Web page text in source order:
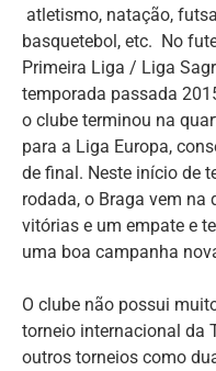
atletismo, natação,
basquetebol, etc. No
Primeira Liga / Liga
temporada passada
o clube terminou na
para a Liga Europa,
de final. Neste início de
rodada, o Braga vem
vitórias e um empate e
uma boa campanha
O clube não possui
torneio internacional da
outros torneios como